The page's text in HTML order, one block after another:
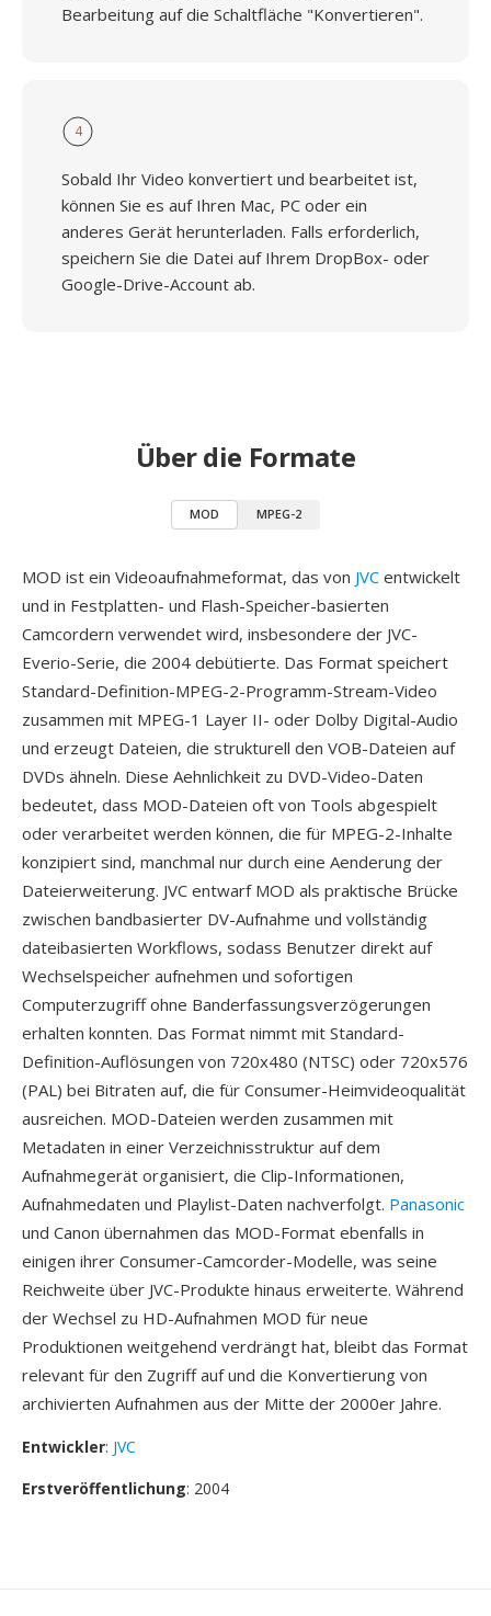
Bearbeitung auf die Schaltfläche "Konvertieren".
4
Sobald Ihr Video konvertiert und bearbeitet ist,
können Sie es auf Ihren Mac, PC oder ein
anderes Gerät herunterladen. Falls erforderlich,
speichern Sie die Datei auf Ihrem DropBox- oder
Google-Drive-Account ab.
Über die Formate
MOD MPEG-2
MOD ist ein Videoaufnahmeformat, das von JVC entwickelt
und in Festplatten- und Flash-Speicher-basierten
Camcordern verwendet wird, insbesondere der JVC-
Everio-Serie, die 2004 debütierte. Das Format speichert
Standard-Definition-MPEG-2-Programm-Stream-Video
zusammen mit MPEG-1 Layer II- oder Dolby Digital-Audio
und erzeugt Dateien, die strukturell den VOB-Dateien auf
DVDs ähneln. Diese Aehnlichkeit zu DVD-Video-Daten
bedeutet, dass MOD-Dateien oft von Tools abgespielt
oder verarbeitet werden können, die für MPEG-2-Inhalte
konzipiert sind, manchmal nur durch eine Aenderung der
Dateierweiterung. JVC entwarf MOD als praktische Brücke
zwischen bandbasierter DV-Aufnahme und vollständig
dateibasierten Workflows, sodass Benutzer direkt auf
Wechselspeicher aufnehmen und sofortigen
Computerzugriff ohne Banderfassungsverzögerungen
erhalten konnten. Das Format nimmt mit Standard-
Definition-Auflösungen von 720x480 (NTSC) oder 720x576
(PAL) bei Bitraten auf, die für Consumer-Heimvideoqualität
ausreichen. MOD-Dateien werden zusammen mit
Metadaten in einer Verzeichnisstruktur auf dem
Aufnahmegerät organisiert, die Clip-Informationen,
Aufnahmedaten und Playlist-Daten nachverfolgt. Panasonic
und Canon übernahmen das MOD-Format ebenfalls in
einigen ihrer Consumer-Camcorder-Modelle, was seine
Reichweite über JVC-Produkte hinaus erweiterte. Während
der Wechsel zu HD-Aufnahmen MOD für neue
Produktionen weitgehend verdrängt hat, bleibt das Format
relevant für den Zugriff auf und die Konvertierung von
archivierten Aufnahmen aus der Mitte der 2000er Jahre.
Entwickler: JVC
Erstveröffentlichung: 2004